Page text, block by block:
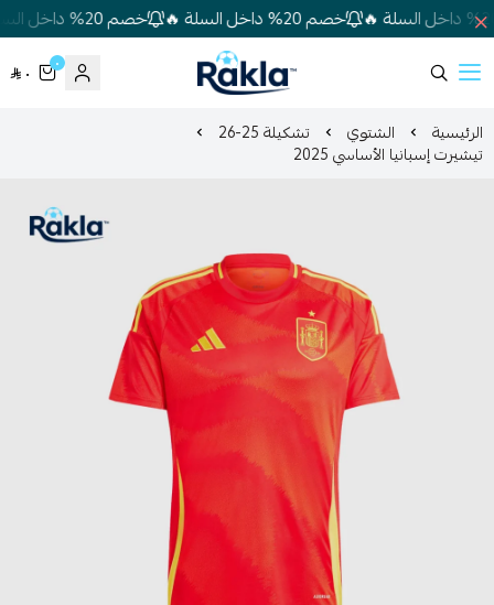
خصم 20% داخل السلة 🔥 خصم 20% داخل السلة 🔥
Rakla
٠ ٠
الرئيسية الشتوي تشكيلة 25-26
تيشيرت إسبانيا الأساسي 2025